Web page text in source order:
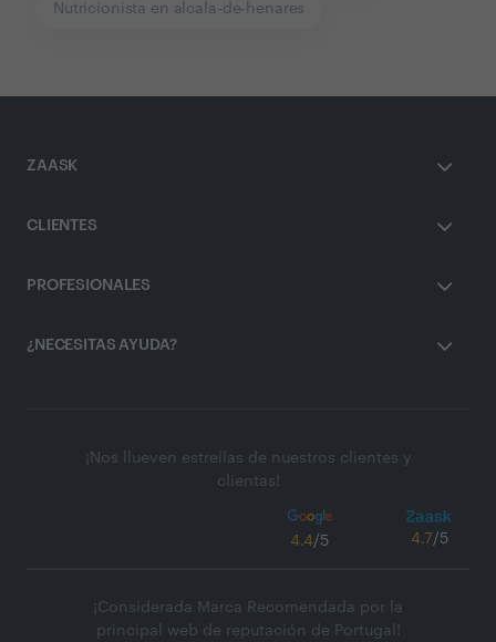
Nutricionista en alcala-de-henares
ZAASK
CLIENTES
PROFESIONALES
¿NECESITAS AYUDA?
¡Nos llueven estrellas de nuestros clientes y
clientas!
4.4/5 4.7/5
¡Considerada Marca Recomendada por la
principal web de reputación de Portugal!